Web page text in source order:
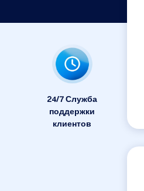
24/7 Служба
поддержки
клиентов